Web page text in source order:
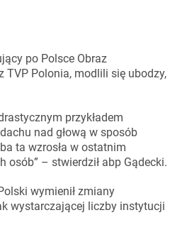
po Polsce Obraz
TVP Polonia, modlili się ubodzy,
przykładem
nad głową w sposób
ta wzrosła w ostatnim
osób” – stwierdził abp Gądecki.
wymienił zmiany
wystarczającej liczby instytucji